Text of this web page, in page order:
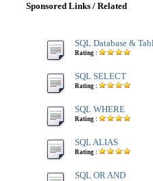
Sponsored Links / Related
SQL Database &
Rating :
SQL SELECT
Rating :
SQL WHERE
Rating :
SQL ALIAS
Rating :
SQL OR AND